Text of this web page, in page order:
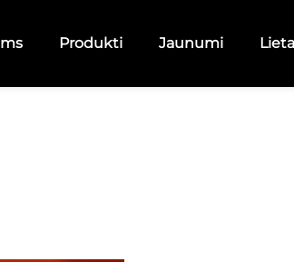
Produkti Jaunumi Lieta